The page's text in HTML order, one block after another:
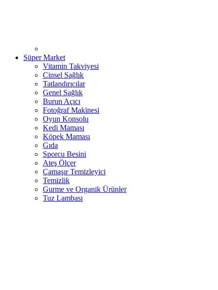
Süper Market
Vitamin Takviyesi
Cinsel Sağlık
Tatlandırıcılar
Genel Sağlık
Burun Açıcı
Fotoğraf Makinesi
Oyun Konsolu
Kedi Maması
Köpek Maması
Gıda
Sporcu Besini
Ateş Ölçer
Çamaşır Temizleyici
Temizlik
Gurme ve Organik Ürünler
Tuz Lambası